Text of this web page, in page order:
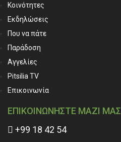
Κοινότητες
Εκδηλώσεις
Που να πάτε
Παράδοση
Αγγελίες
Pitsilia TV
Επικοινωνία
ΕΠΙΚΟΙΝΩΝΗΣΤΕ ΜΑΖΙ ΜΑΣ
+99 18 42 54